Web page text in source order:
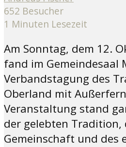
652 Besucher
1 Minuten Lesezeit
Am Sonntag, dem 12.
fand im Gemeindesaal
Verbandstagung des
Oberland mit
Veranstaltung stand
der gelebten Tradition,
Gemeinschaft und des